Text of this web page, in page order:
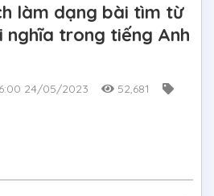
làm dạng bài tìm từ
nghĩa trong tiếng Anh
24/05/2023
52,681